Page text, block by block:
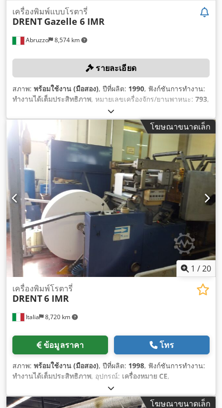
Abruzzo 8,574 km
เครื่องพิมพ์แบบโรตารี่
DRENT Gazelle 6 IMR
รายละเอียด
สภาพ: พร้อมใช้งาน (มือสอง), ปีที่ผลิต: 1990, ฟังก์ชันการทำงาน:
ทำงานได้เต็มประสิทธิภาพ, หมายเลขเครื่องจักร/ยานพาหนะ: 793,
40 กรัม/ตร.ม.
180 กรัม/ตร.ม.,
โฆษณาขนาดเล็ก
1 /20
Italia 8,720 km
เครื่องพิมพ์โรตารี่
DRENT6 IMR
ข้อมูลราคา โทร
สภาพ: พร้อมใช้งาน (มือสอง), ปีที่ผลิต: 1998, ฟังก์ชันการทำงาน:
ทำงานได้เต็มประสิทธิภาพ, อุปกรณ์: เครื่องหมาย CE,
โฆษณาขนาดเล็ก